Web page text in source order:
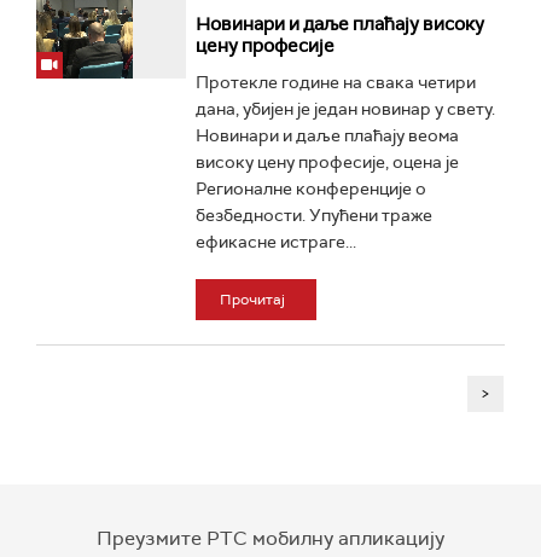
Новинари и даље плаћају високу
цену професије
Протекле године на свака четири
дана, убијен је један новинар у свету.
Новинари и даље плаћају веома
високу цену професије, оцена је
Регионалне конференције о
безбедности. Упућени траже
ефикасне истраге...
Прочитај
>
Преузмите РТС мобилну апликацију